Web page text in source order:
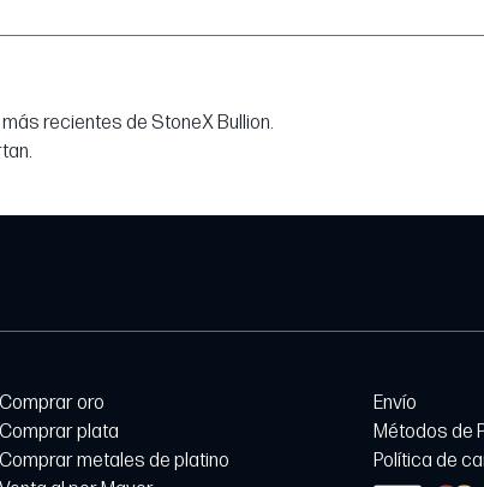
recientes de StoneX Bullion.
Comprar oro
Comprar plata
Comprar metales de platino
Envío
Métodos de
Política de